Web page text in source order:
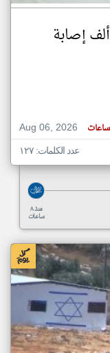
صحة غزة: أكثر من 58 ألف إصابة
Aug 06, 2026
عدد الكلمات: ١٢٧
منذ ٨
ساعات